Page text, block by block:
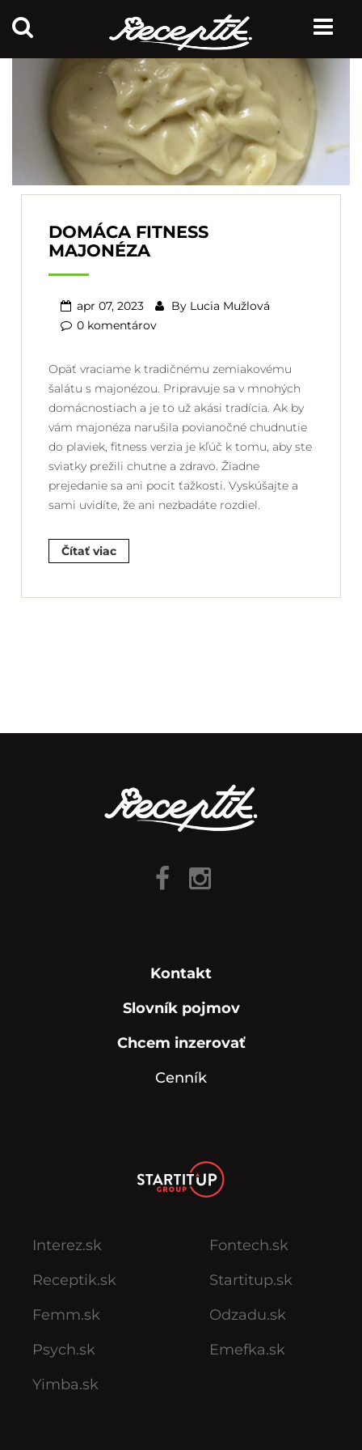
DOMÁCA FITNESS
MAJONÉZA
apr 07, 2023 By Lucia Mužlová
0 komentárov
Opäť vraciame k tradičnému zemiakovému
šalátu s majonézou. Pripravuje sa v mnohých
domácnostiach a je to už akási tradícia. Ak by
vám majonéza narušila povianočné chudnutie
do plaviek, fitness verzia je kľúč k tomu, aby ste
sviatky prežili chutne a zdravo. Žiadne
prejedanie sa ani pocit ťažkosti. Vyskúšajte a
sami uvidíte, že ani nezbadáte rozdiel.
Čítať viac
Kontakt
Slovník pojmov
Chcem inzerovať
Cenník
Interez.sk
Receptik.sk
Femm.sk
Psych.sk
Yimba.sk
Fontech.sk
Startitup.sk
Odzadu.sk
Emefka.sk